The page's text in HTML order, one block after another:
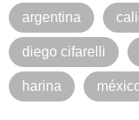
argentina
diego cifarelli
harina